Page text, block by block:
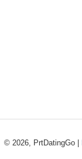
© 2026, PrtDatingGo |